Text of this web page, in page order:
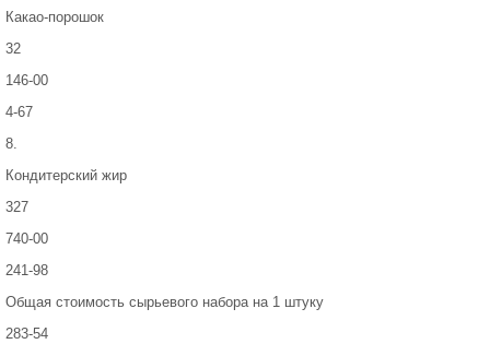
Какао-порошок
32
146-00
4-67
8.
Кондитерский жир
327
740-00
241-98
Общая стоимость сырьевого набора на 1 штуку
283-54